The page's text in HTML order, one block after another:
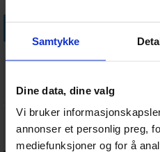
Samtykke
Dine data, dine valg
Vi bruker
annonser et personlig preg,
mediefunksjoner og for å
224,- Antall på
lager: 6 49,- Antall på
lager: